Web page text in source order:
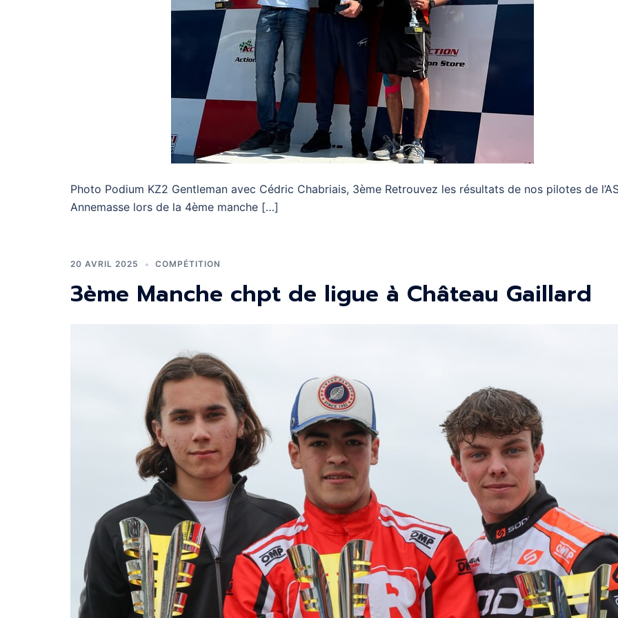
Photo Podium KZ2 Gentleman avec Cédric Chabriais, 3ème Retrouvez les résultats de nos pilotes de
Annemasse lors de la 4ème manche […]
20 AVRIL 2025 COMPÉTITION
3ème Manche chpt de ligue à Château Gaillard